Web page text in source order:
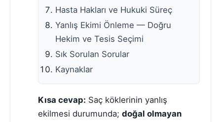
Hasta Hakları ve Hukuki Süreç
Yanlış Ekimi Önleme — Doğru
Hekim ve Tesis Seçimi
Sık Sorulan Sorular
Kaynaklar
Kısa cevap: Saç köklerinin yanlış
ekilmesi durumunda; doğal olmayan